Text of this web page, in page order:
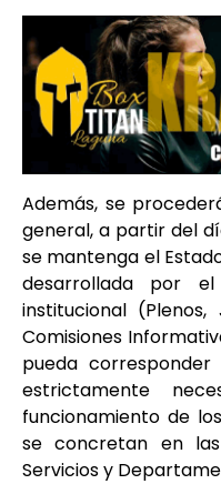
Además, se
general, a partir del
se mantenga el
desarrollada por
institucional
Comisiones
pueda
estrictamente
funcionamiento de
se concretan en
Servicios y